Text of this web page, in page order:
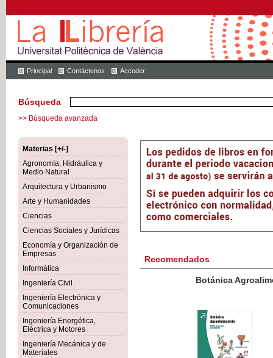
Principal Contáctenos Acceder
Búsqueda
>> Búsqueda avanzada
Materias [+/-]
Agronomía, Hidráulica y
Medio Natural
Arquitectura y Urbanismo
Arte y Humanidades
Ciencias
Ciencias Sociales y Jurídicas
Economía y Organización de
Empresas
Informática
Ingeniería Civil
Ingeniería Electrónica y
Comunicaciones
Ingeniería Energética,
Eléctrica y Motores
Ingeniería Mecánica y de
Materiales
Recomendados
Botánica Agroalimentaria